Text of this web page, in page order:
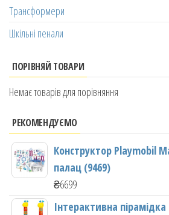
Трансформери
Шкільні пенали
ПОРІВНЯЙ ТОВАРИ
Немає товарів для порівняння
РЕКОМЕНДУЄМО
Конструктор Playmobil
палац (9469)
₴6699
Інтерактивна пірамідка